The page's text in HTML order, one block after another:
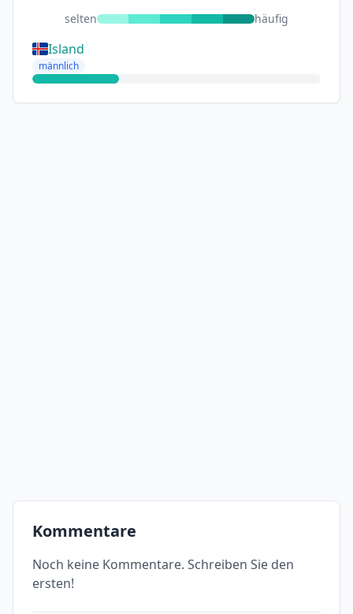
selten häufig
Island
männlich
Kommentare
Noch keine Kommentare. Schreiben Sie den
ersten!